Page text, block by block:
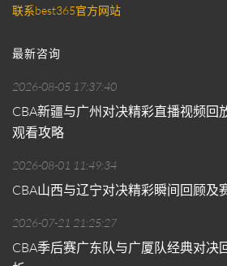
联系best365官方网站
最新咨询
2026-08-05 17:37:40
CBA新疆与广州对决精彩直播视频回
观看攻略
2026-08-01 11:49:34
CBA山西与辽宁对决精彩瞬间回顾及
2026-07-21 21:25:27
CBA季后赛广东队与广厦队经典对决